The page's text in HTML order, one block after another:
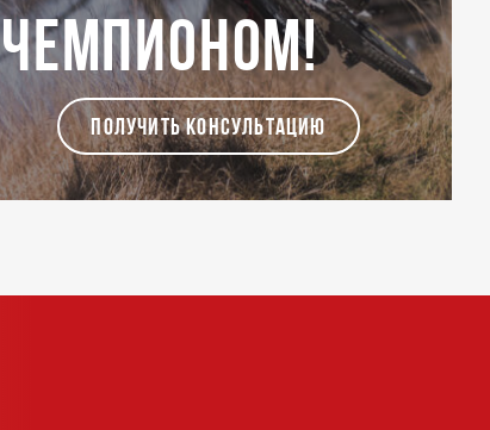
чемпионом!
ПОЛУЧИТЬ КОНСУЛЬТАЦИЮ